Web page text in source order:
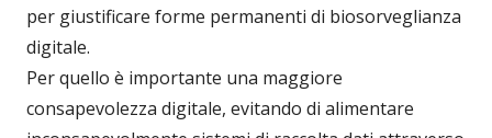
per giustificare forme permanenti di biosorveglianza
digitale.
Per quello è importante una maggiore
consapevolezza digitale, evitando di alimentare